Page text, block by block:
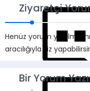
Ziyaretçi
Henüz yorum
aracılığıyla siz
Bir Yorum